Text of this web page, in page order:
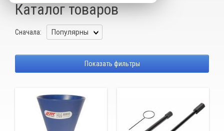
Сначала:
Каталог товаров
Показать фильтры